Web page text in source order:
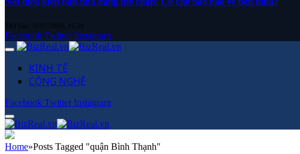
Thứ Sáu, 31/07/2026, 16:50
Facebook Twitter Instagram
KINH TẾ
CÔNG NGHỆ
Facebook Twitter Instagram
Home»Posts Tagged "quận Bình Thạnh"